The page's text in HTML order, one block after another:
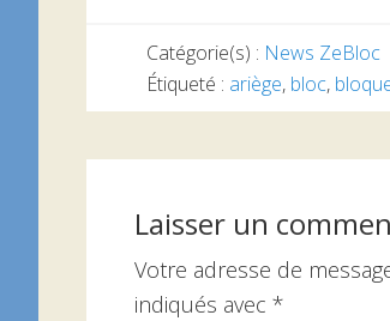
Catégorie(s) : News ZeBloc
Étiqueté : ariège, bloc,
lecteur
Laisser un
Votre adresse de
indiqués avec *